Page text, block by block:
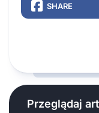
SHARE
Przeglądaj